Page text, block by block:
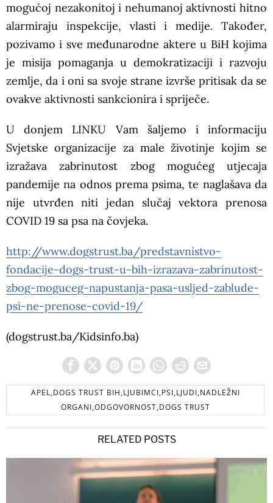
mogućoj nezakonitoj i nehumanoj aktivnosti hitno
alarmiraju inspekcije, vlasti i medije. Također,
pozivamo i sve međunarodne aktere u BiH kojima
je misija pomaganja u demokratizaciji i razvoju
zemlje, da i oni sa svoje strane izvrše pritisak da se
ovakve aktivnosti sankcionira i spriječe.
U donjem LINKU Vam šaljemo i informaciju
Svjetske organizacije za male životinje kojim se
izražava zabrinutost zbog mogućeg utjecaja
pandemije na odnos prema psima, te naglašava da
nije utvrđen niti jedan slučaj vektora prenosa
COVID 19 sa psa na čovjeka.
http://www.dogstrust.ba/predstavnistvo-
fondacije-dogs-trust-u-bih-izrazava-zabrinutost-
zbog-moguceg-napustanja-pasa-usljed-zablude-
psi-ne-prenose-covid-19/
(dogstrust.ba/Kidsinfo.ba)
APEL,DOGS TRUST BIH,LJUBIMCI,PSI,LJUDI,NADLEŽNI
ORGANI,ODGOVORNOST,DOGS TRUST
RELATED POSTS